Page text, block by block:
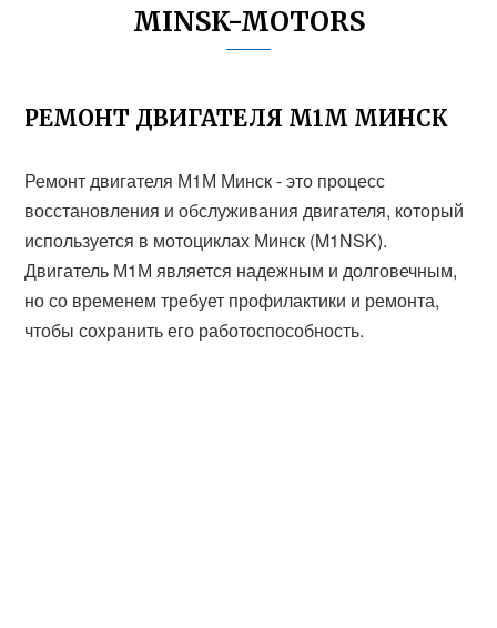
MINSK-MOTORS
РЕМОНТ ДВИГАТЕЛЯ М1М МИНСК
Ремонт двигателя М1М Минск - это процесс
восстановления и обслуживания двигателя, который
используется в мотоциклах Минск (M1NSK).
Двигатель М1М является надежным и долговечным,
но со временем требует профилактики и ремонта,
чтобы сохранить его работоспособность.